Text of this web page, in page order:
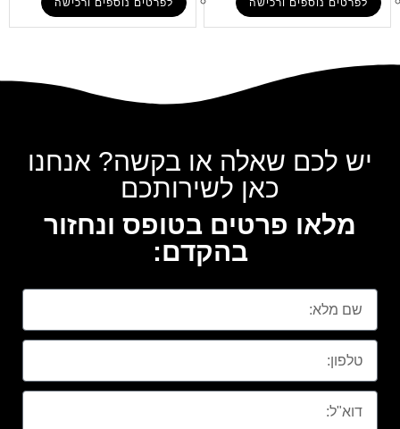
לפרטים נוספים ורכישה לפרטים נוספים ורכישה
יש לכם שאלה או בקשה? אנחנו
כאן לשירותכם
מלאו פרטים בטופס ונחזור
בהקדם: